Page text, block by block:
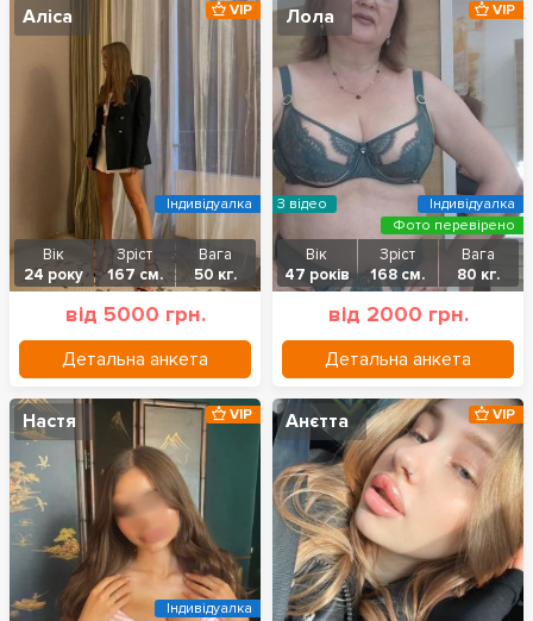
Аліса
Вік
24 року
Зріст
167 см.
Вага
50 кг.
від 5000 грн.
Детальна анкета
VIP
Індивідуалка
Лола
Вік
47 років
Зріст
168 см.
Вага
80 кг.
від 2000 грн.
Детальна анкета
VIP
З відео
Фото перевірено
Індивідуалка
Настя VIP
Індивідуалка
Анєтта VIP